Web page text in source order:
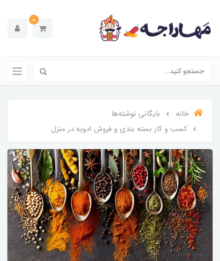
0
خانه
بایگانی نوشته‌ها
کسب و کار بسته بندی و فروش ادویه در منزل